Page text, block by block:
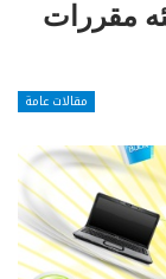
مقررات
مقالات عامة